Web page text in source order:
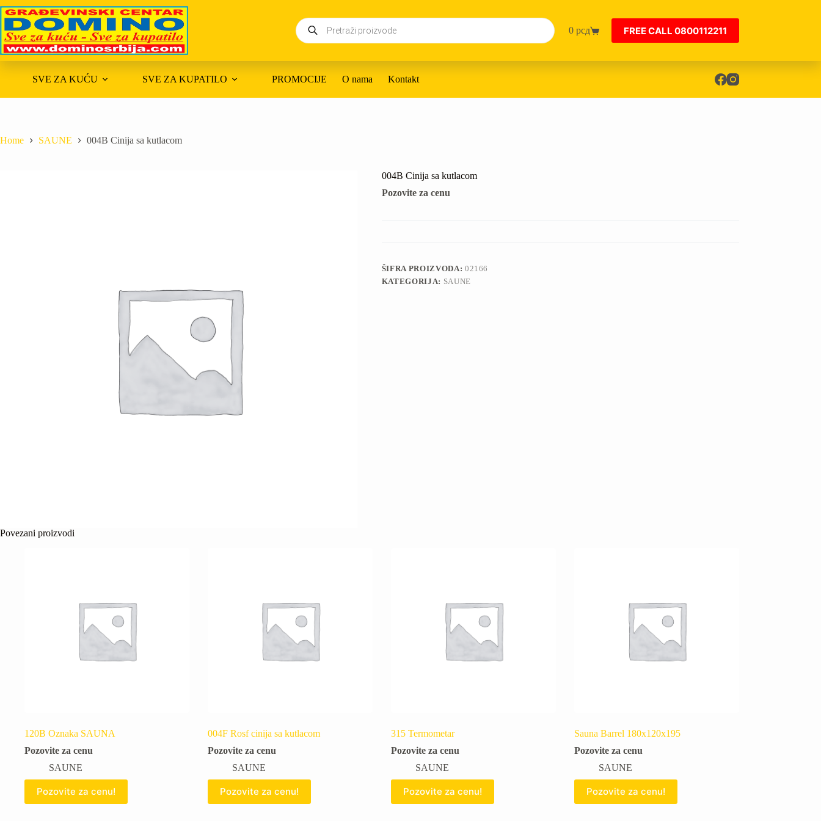
Skip
to
content
Products
search
Shopping
0 рсд FREE CALL 0800112211
SVE ZA KUĆU SVE ZA KUPATILO PROMOCIJE O nama Kontakt
Home SAUNE 004B Cinija sa kutlacom
004B Cinija sa kutlacom
Pozovite za cenu
ŠIFRA PROIZVODA: 02166
KATEGORIJA: SAUNE
Povezani proizvodi
120B Oznaka SAUNA
Pozovite za cenu
SAUNE
Pozovite za cenu!
004F Rosf cinija sa kutlacom
Pozovite za cenu
SAUNE
Pozovite za cenu!
315 Termometar
Pozovite za cenu
SAUNE
Pozovite za cenu!
Sauna Barrel 180x120x195
Pozovite za cenu
SAUNE
Pozovite za cenu!